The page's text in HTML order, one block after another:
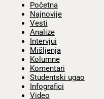
Početna
Najnovije
Vesti
Analize
Intervjui
Mišljenja
Kolumne
Komentari
Studentski ugao
Infografici
Video